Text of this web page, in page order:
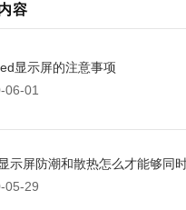
容
显示屏的注意事项
06-01
示屏防潮和散热怎么才能够同
05-29